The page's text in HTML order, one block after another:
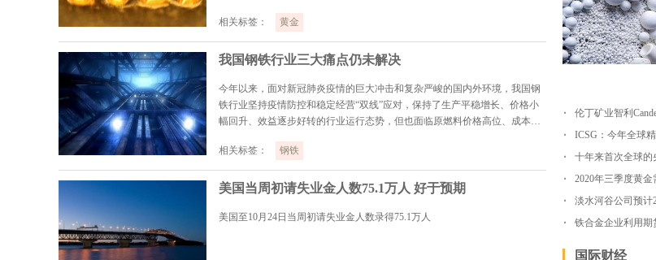
相关标签： 黄金
我国钢铁行业三大痛点仍未解决
今年以来，面对新冠肺炎疫情的巨大冲击和复杂严峻的国内外环境，我国钢
铁行业坚持疫情防控和稳定经营“双线”应对，保持了生产平稳增长、价格小
幅回升、效益逐步好转的行业运行态势，但也面临原燃料价格高位、成本上
相关标签：
钢铁
美国当周初请失业金人数75.1万人 好于预期
美国至10月24日当周初请失业金人数录得75.1万人
伦丁矿业智利
ICSG：今年全球
十年来首次全球的
淡水河谷公司预计
铁合金企业利用期
国际财经